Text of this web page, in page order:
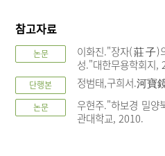
참고자료
논문
이화진."장자(莊子)
성."대한무용학회지,
단행본 정범태,구희서.河寶
논문
우현주."하보경 밀양
관대학교, 2010.